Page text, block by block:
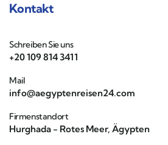
Kontakt
Schreiben Sie uns
+20 109 814 3411
Mail
info@aegyptenreisen24.com
Firmenstandort
Hurghada - Rotes Meer, Ägypten